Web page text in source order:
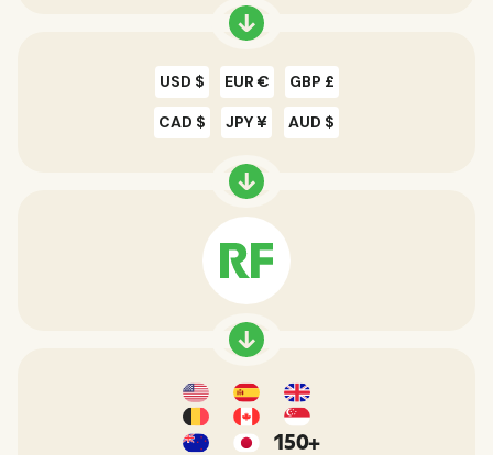
USD $ EUR € GBP £
CAD $ JPY ¥ AUD $
150+